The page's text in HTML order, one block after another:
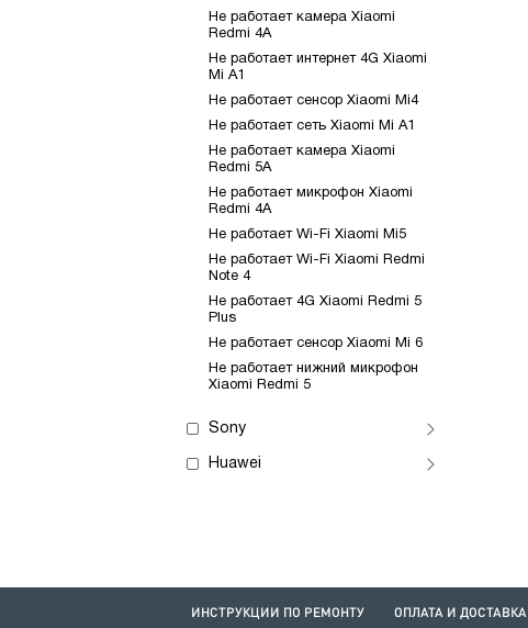
Не работает камера Xiaomi
Redmi 4A
Не работает интернет 4G Xiaomi
Mi A1
Не работает сенсор Xiaomi Mi4
Не работает сеть Xiaomi Mi A1
Не работает камера Xiaomi
Redmi 5A
Не работает микрофон Xiaomi
Redmi 4A
Не работает Wi-Fi Xiaomi Mi5
Не работает Wi-Fi Xiaomi Redmi
Note 4
Не работает 4G Xiaomi Redmi 5
Plus
Не работает сенсор Xiaomi Mi 6
Не работает нижний микрофон
Xiaomi Redmi 5
Sony
Huawei
ИНСТРУКЦИИ ПО РЕМОНТУ ОПЛАТА И ДОСТАВКА